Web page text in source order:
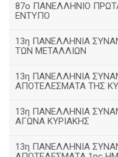
87ο ΠΑΝΕΛΛΗΝΙΟ
ΕΝΤΥΠΟ
13η ΠΑΝΕΛΛΗΝΙΑ
ΤΩΝ ΜΕΤΑΛΛΙΩΝ
13η ΠΑΝΕΛΛΗΝΙΑ
ΑΠΟΤΕΛΕΣΜΑΤΑ ΤΗΣ
13η ΠΑΝΕΛΛΗΝΙΑ
ΑΓΩΝΑ ΚΥΡΙΑΚΗΣ
13η ΠΑΝΕΛΛΗΝΙΑ